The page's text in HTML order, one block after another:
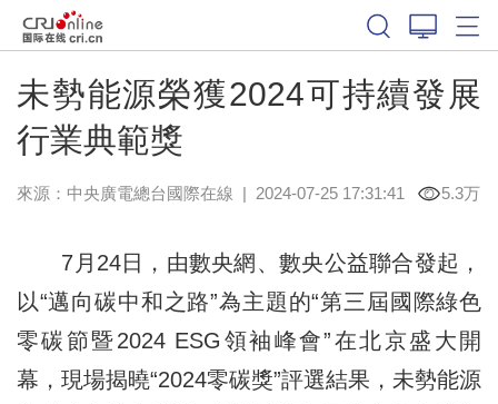
未勢能源榮獲2024可持續發展
行業典範獎
來源： 中央廣電總台國際在線 | 2024-07-25 17:31:41 5.3万
7月24日，由數央網、數央公益聯合發起，
以“邁向碳中和之路”為主題的“第三屆國際綠色
零碳節暨2024 ESG領袖峰會”在北京盛大開
幕，現場揭曉“2024零碳獎”評選結果，未勢能源